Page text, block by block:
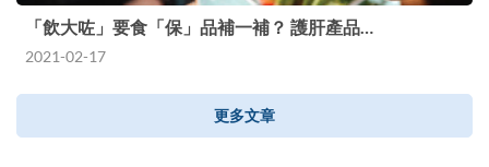
「飲大咗」要食「保」品補一補？ 護肝產品…
2021-02-17
更多文章